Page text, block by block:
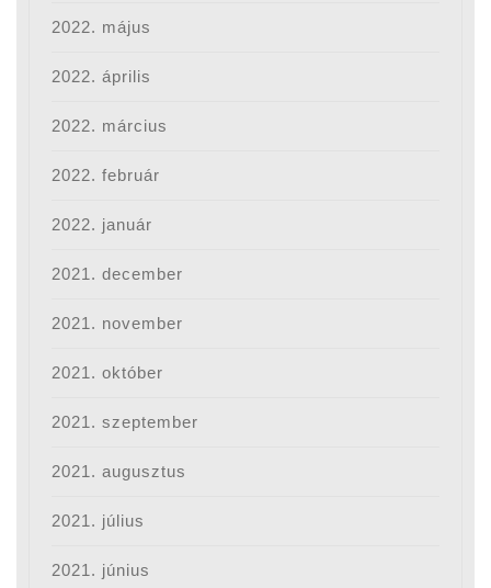
2022. május
2022. április
2022. március
2022. február
2022. január
2021. december
2021. november
2021. október
2021. szeptember
2021. augusztus
2021. július
2021. június